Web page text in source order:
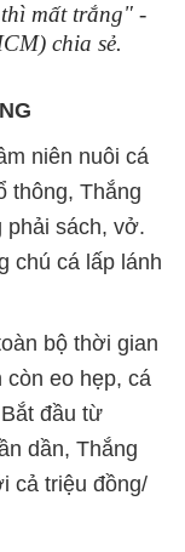
mất trắng" -
chia sẻ.
niên nuôi cá
thông, Thắng
phải sách, vở.
chú cá lấp lánh
bộ thời gian
còn eo hẹp, cá
đầu từ
dần, Thắng
cả triệu đồng/